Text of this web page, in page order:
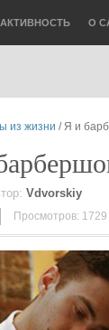
АКТИВНОСТЬ О
из жизни / Я и
Vdvorskiy
Просмотров: 1729